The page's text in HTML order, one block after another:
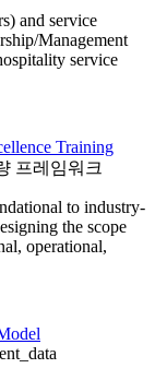
and service
Management
service
Training
프레임워크
to industry-
the scope
operational,